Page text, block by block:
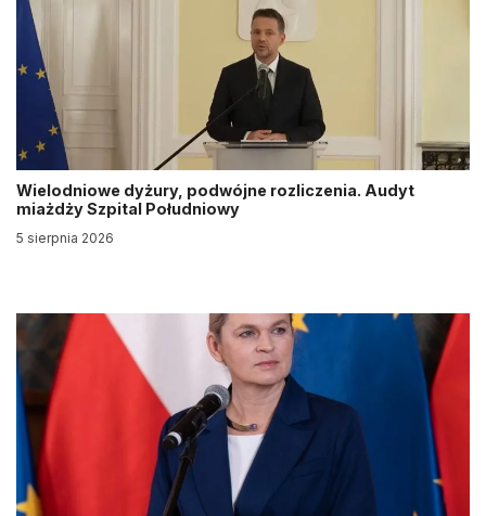
Wielodniowe dyżury, podwójne rozliczenia. Audyt
miażdży Szpital Południowy
5 sierpnia 2026